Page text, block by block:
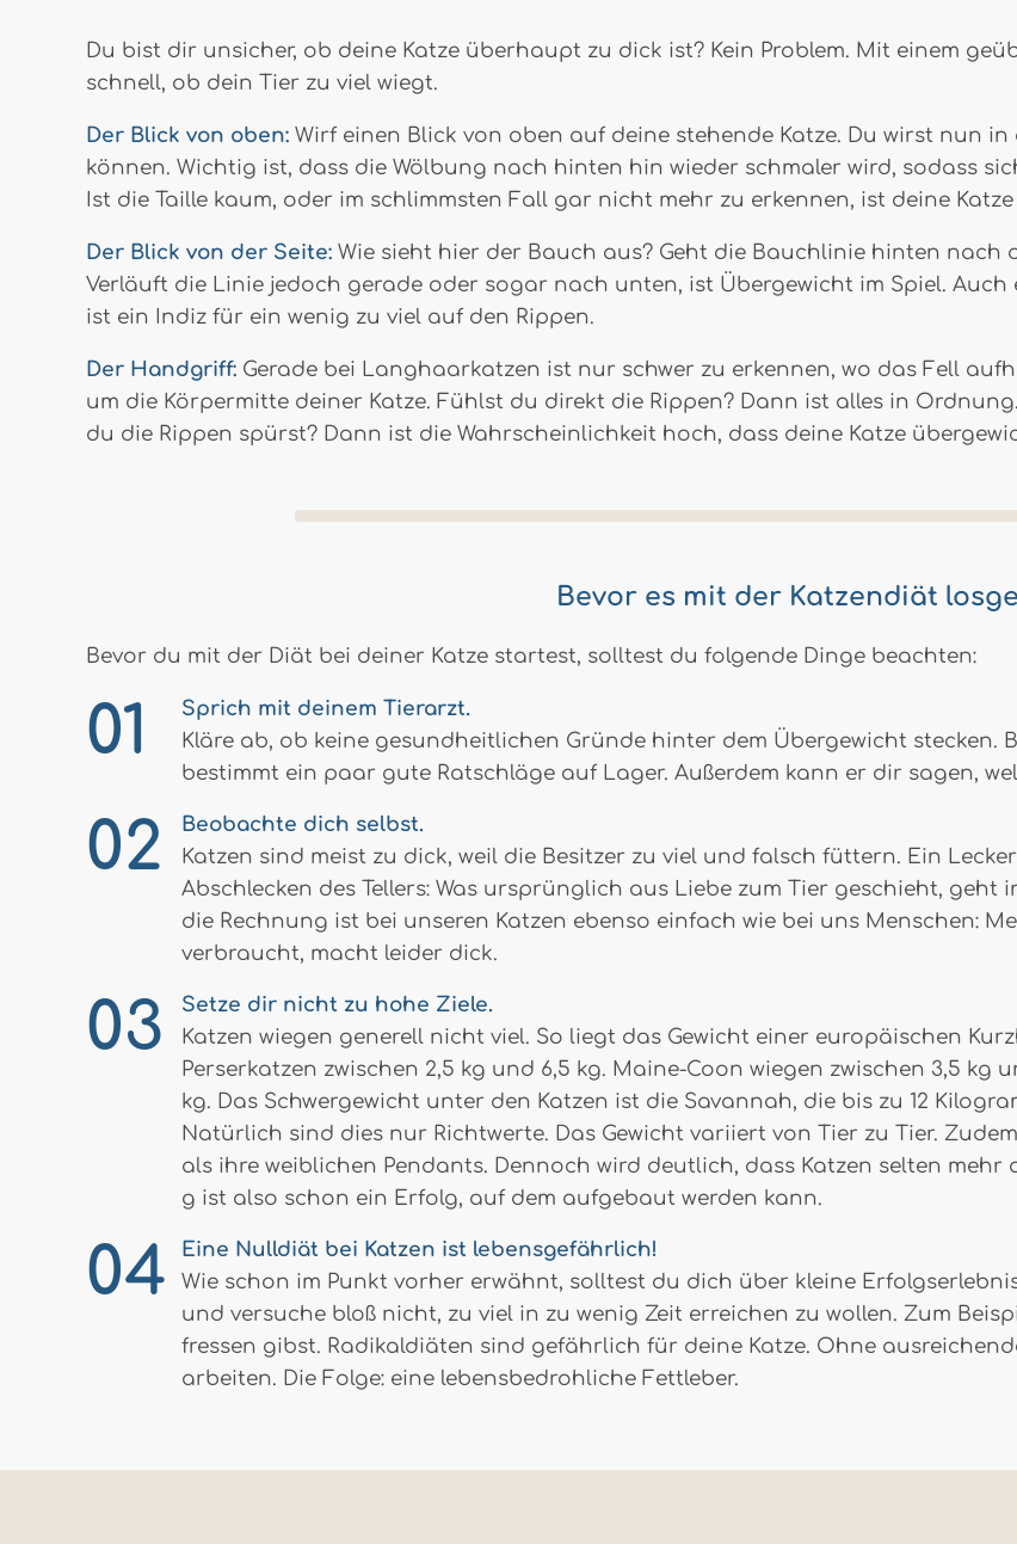
Du bist dir unsicher, ob deine Katze überhaupt zu dick ist? Kein Problem. Mit einem
schnell, ob dein Tier zu viel wiegt.
Der Blick von oben: Wirf einen Blick von oben auf deine stehende Katze. Du wirst nun
können. Wichtig ist, dass die Wölbung nach hinten hin wieder schmaler wird, sodass
Ist die Taille kaum, oder im schlimmsten Fall gar nicht mehr zu erkennen, ist deine
Der Blick von der Seite: Wie sieht hier der Bauch aus? Geht die Bauchlinie hinten nach
Verläuft die Linie jedoch gerade oder sogar nach unten, ist Übergewicht im Spiel.
ist ein Indiz für ein wenig zu viel auf den Rippen.
Der Handgriff: Gerade bei Langhaarkatzen ist nur schwer zu erkennen, wo das Fell
um die Körpermitte deiner Katze. Fühlst du direkt die Rippen? Dann ist alles in
du die Rippen spürst? Dann ist die Wahrscheinlichkeit hoch, dass deine Katze
Bevor es mit der Katzendiät
Bevor du mit der Diät bei deiner Katze startest, solltest du folgende Dinge beachten:
Sprich mit deinem Tierarzt.
Kläre ab, ob keine gesundheitlichen Gründe hinter dem Übergewicht
bestimmt ein paar gute Ratschläge auf Lager. Außerdem kann er dir sagen,
Beobachte dich selbst.
Katzen sind meist zu dick, weil die Besitzer zu viel und falsch füttern. Ein
Abschlecken des Tellers: Was ursprünglich aus Liebe zum Tier geschieht,
die Rechnung ist bei unseren Katzen ebenso einfach wie bei uns Menschen:
verbraucht, macht leider dick.
Setze dir nicht zu hohe Ziele.
Katzen wiegen generell nicht viel. So liegt das Gewicht einer europäischen
Perserkatzen zwischen 2,5 kg und 6,5 kg. Maine-Coon wiegen zwischen 3,5 kg
kg. Das Schwergewicht unter den Katzen ist die Savannah, die bis zu 12
Natürlich sind dies nur Richtwerte. Das Gewicht variiert von Tier zu Tier.
als ihre weiblichen Pendants. Dennoch wird deutlich, dass Katzen selten mehr
g ist also schon ein Erfolg, auf dem aufgebaut werden kann.
Eine Nulldiät bei Katzen ist lebensgefährlich!
Wie schon im Punkt vorher erwähnt, solltest du dich über kleine
und versuche bloß nicht, zu viel in zu wenig Zeit erreichen zu wollen. Zum
fressen gibst. Radikaldiäten sind gefährlich für deine Katze. Ohne
arbeiten. Die Folge: eine lebensbedrohliche Fettleber.